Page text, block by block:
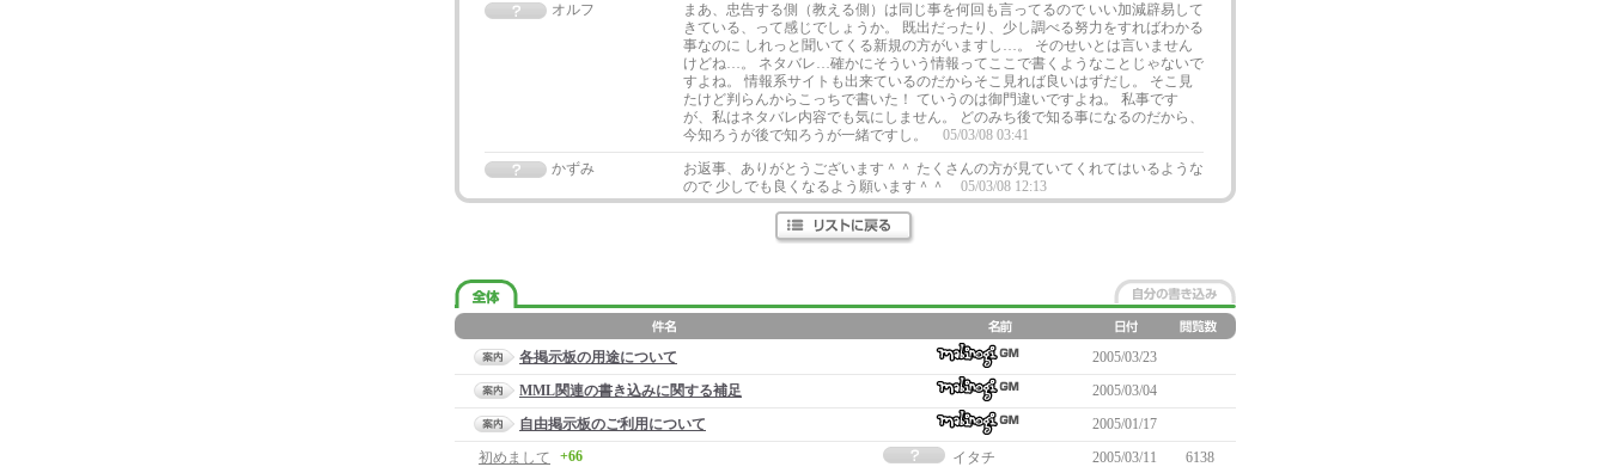
オルフ
まあ、忠告する側（教える側）は同じ事を何回も言ってるので いい加減辟易して
きている、って感じでしょうか。 既出だったり、少し調べる努力をすればわかる
事なのに しれっと聞いてくる新規の方がいますし…。 そのせいとは言いません
けどね…。 ネタバレ…確かにそういう情報ってここで書くようなことじゃないで
すよね。 情報系サイトも出来ているのだからそこ見れば良いはずだし。 そこ見
たけど判らんからこっちで書いた！ ていうのは御門違いですよね。 私事です
が、私はネタバレ内容でも気にしません。 どのみち後で知る事になるのだから、
今知ろうが後で知ろうが一緒ですし。
05/03/08 03:41
かずみ
お返事、ありがとうございます＾＾ たくさんの方が見ていてくれてはいるような
ので 少しでも良くなるよう願います＾＾
05/03/08 12:13
各掲示板の用途について
2005/03/23
MML関連の書き込みに関する補足
2005/03/04
自由掲示板のご利用について
2005/01/17
初めまして
+66 イタチ 2005/03/11
6138